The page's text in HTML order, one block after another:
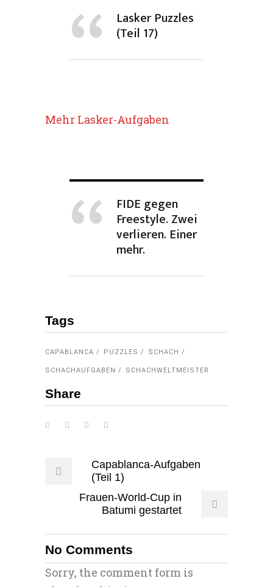
Lasker Puzzles
(Teil 17)
Mehr Lasker-Aufgaben
FIDE gegen
Freestyle. Zwei
verlieren. Einer
mehr.
Tags
CAPABLANCA PUZZLES SCHACH
SCHACHAUFGABEN SCHACHWELTMEISTER
Share
Capablanca-Aufgaben
(Teil 1)
Frauen-World-Cup in
Batumi gestartet
No Comments
Sorry, the comment form is